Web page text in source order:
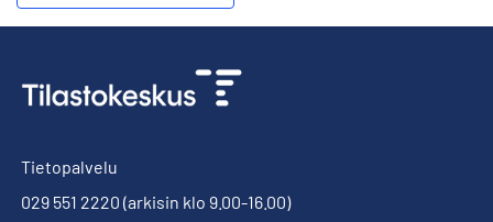
Tietopalvelu
029 551 2220 (arkisin klo 9.00-16.00)